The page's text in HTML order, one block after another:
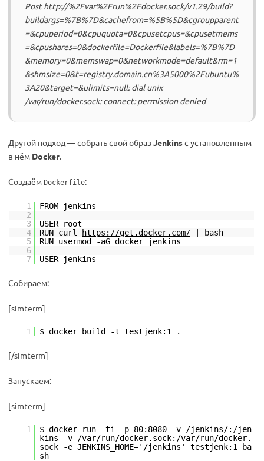
Post http://%2Fvar%2Frun%2Fdocker.sock/v1.29/build?
buildargs=%7B%7D&cachefrom=%5B%5D&cgroupparent
=&cpuperiod=0&cpuquota=0&cpusetcpus=&cpusetmems
=&cpushares=0&dockerfile=Dockerfile&labels=%7B%7D
&memory=0&memswap=0&networkmode=default&rm=1
&shmsize=0&t=registry.domain.cn%3A5000%2Fubuntu%
3A20&target=&ulimits=null: dial unix
/var/run/docker.sock: connect: permission denied
Другой подход — собрать свой образ Jenkinsс установленным
в нём Docker.
Создаём Dockerfile:
1
FROM jenkins
2
3
USER root
4
RUN curl https://get.docker.com/ | bash
5
RUN usermod -aG docker jenkins
6
7
USER jenkins
Собираем:
[simterm]
1 $ docker build -t testjenk:1 .
[/simterm]
Запускаем:
[simterm]
1
$ docker run -ti -p 80:8080 -v /jenkins/:/jen
kins -v /var/run/docker.sock:/var/run/docker.
sock -e JENKINS_HOME='/jenkins' testjenk:1 ba
sh